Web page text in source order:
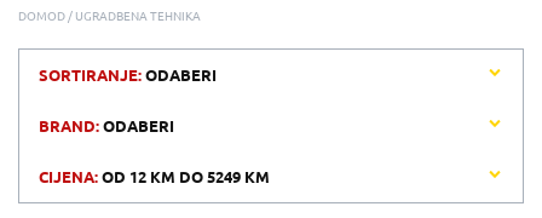
DOMOD UGRADBENA TEHNIKA
SORTIRANJE:ODABERI
BRAND:ODABERI
CIJENA:OD 12 KM DO5249 KM